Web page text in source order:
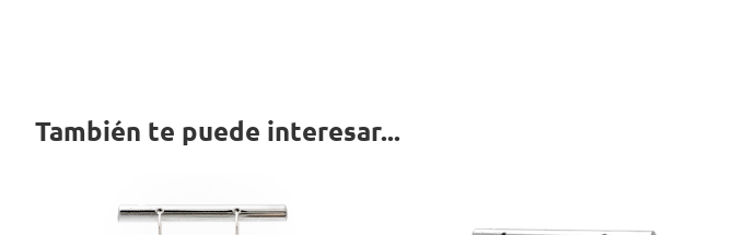
También te puede interesar...